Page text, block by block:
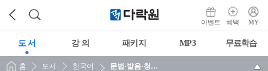
이벤트 혜택 MY
도 서 강 의 패키지 MP3 무료학습
홈 도서 한국어 문법·발음·청취·어휘